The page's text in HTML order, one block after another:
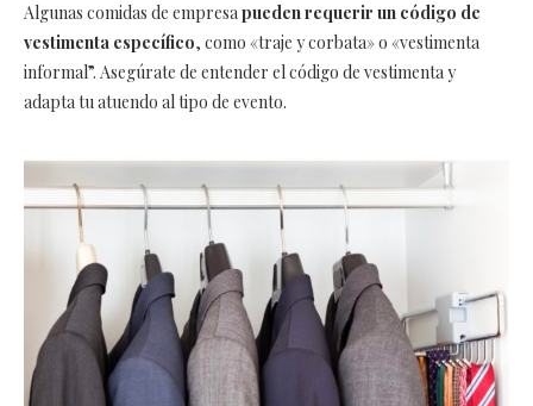
Algunas comidas de empresapueden requerir un código de
vestimenta específico, como «traje y corbata» o «vestimenta
informal”. Asegúrate de entender el código de vestimenta y
adapta tu atuendo al tipo de evento.